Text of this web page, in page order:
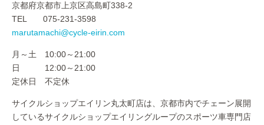
京都府京都市上京区高島町338-2
TEL 075-231-3598
marutamachi@cycle-eirin.com
月～土 10:00～21:00
日 12:00～21:00
定休日 不定休
サイクルショップエイリン丸太町店は、京都市内でチェーン展開
しているサイクルショップエイリングループのスポーツ車専門店